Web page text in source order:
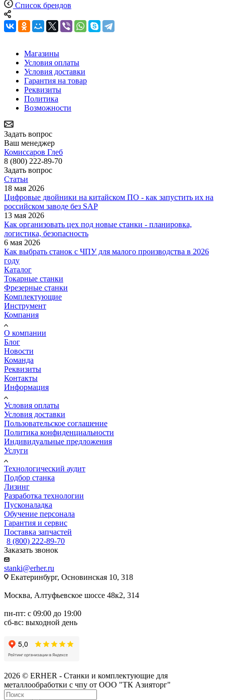
Список брендов
Магазины
Условия оплаты
Условия доставки
Гарантия на товар
Реквизиты
Политика
Возможности
Задать вопрос
Ваш менеджер
Комиссаров Глеб
8 (800) 222-89-70
Задать вопрос
Статьи
18 мая 2026
Цифровые двойники на китайском ПО - как запустить их на
российском заводе без SAP
13 мая 2026
Как организовать цех под новые станки - планировка,
логистика, безопасность
6 мая 2026
Как выбрать станок с ЧПУ для малого производства в 2026
году
Каталог
Токарные станки
Фрезерные станки
Комплектующие
Инструмент
Компания
О компании
Блог
Новости
Команда
Реквизиты
Контакты
Информация
Условия оплаты
Условия доставки
Пользовательское соглашение
Политика конфиденциальности
Индивидуальные предложения
Услуги
Технологический аудит
Подбор станка
Лизинг
Разработка технологии
Пусконаладка
Обучение персонала
Гарантия и сервис
Поставка запчастей
8 (800) 222-89-70
Заказать звонок
stanki@erher.ru
Екатеринбург, Основинская 10, 318
Москва, Алтуфьевское шоссе 48к2, 314
пн-пт: с 09:00 до 19:00
сб-вс: выходной день
2026 © ERHER - Станки и комплектующие для
металлообработки с чпу от ООО "ТК Азияторг"